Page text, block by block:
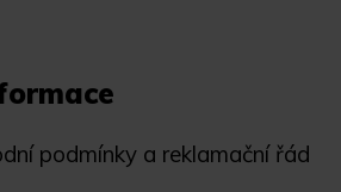
podmínky a reklamační řád